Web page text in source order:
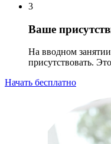
3
Ваше
На вводном
присутствовать.
Начать бесплатно